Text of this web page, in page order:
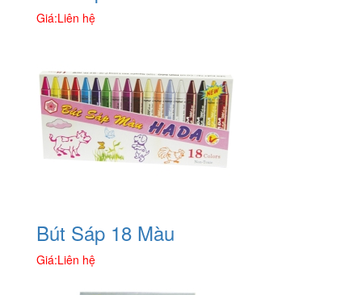
Giá:Liên hệ
Bút Sáp 18 Màu
Giá:Liên hệ